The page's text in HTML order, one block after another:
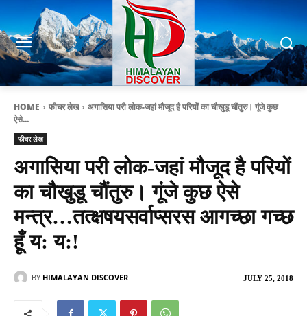
HOME फीचर लेख
अगासिया परी लोक-जहां मौजूद है परियों का चौखुडू चौंतुरु। गूंजे कुछ
ऐसे...
फीचर लेख
अगासिया परी लोक-जहां मौजूद है परियों
का चौखुडू चौंतुरु। गूंजे कुछ ऐसे
मन्त्र…तत्क्षषयसर्वाप्सरस आगच्छा गच्छ
हूँ य: य:!
JULY 25, 2018
BY HIMALAYAN DISCOVER